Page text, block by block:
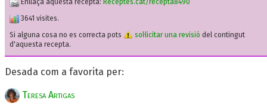
Enllaça aquesta recepta: Receptes.cat/recepta8490
3641 visites.
Si alguna cosa no es correcta pots
sol·licitar una revisió del contingut
d'aquesta recepta.
Desada com a favorita per:
Teresa Artigas